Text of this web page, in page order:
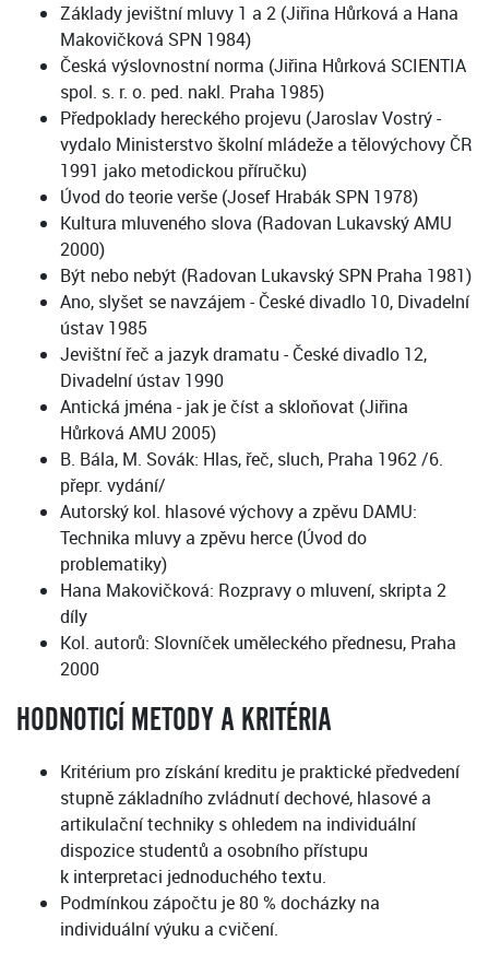
Základy jevištní mluvy 1 a 2 (Jiřina Hůrková a Hana
Makovičková SPN 1984)
Česká výslovnostní norma (Jiřina Hůrková SCIENTIA
spol. s. r. o. ped. nakl. Praha 1985)
Předpoklady hereckého projevu (Jaroslav Vostrý -
vydalo Ministerstvo školní mládeže a tělovýchovy ČR
1991 jako metodickou příručku)
Úvod do teorie verše (Josef Hrabák SPN 1978)
Kultura mluveného slova (Radovan Lukavský AMU
2000)
Být nebo nebýt (Radovan Lukavský SPN Praha 1981)
Ano, slyšet se navzájem - České divadlo 10, Divadelní
ústav 1985
Jevištní řeč a jazyk dramatu - České divadlo 12,
Divadelní ústav 1990
Antická jména - jak je číst a skloňovat (Jiřina
Hůrková AMU 2005)
B. Bála, M. Sovák: Hlas, řeč, sluch, Praha 1962 /6.
přepr. vydání/
Autorský kol. hlasové výchovy a zpěvu DAMU:
Technika mluvy a zpěvu herce (Úvod do
problematiky)
Hana Makovičková: Rozpravy o mluvení, skripta 2
díly
Kol. autorů: Slovníček uměleckého přednesu, Praha
2000
HODNOTICÍ METODY A KRITÉRIA
Kritérium pro získání kreditu je praktické předvedení
stupně základního zvládnutí dechové, hlasové a
artikulační techniky s ohledem na individuální
dispozice studentů a osobního přístupu
k interpretaci jednoduchého textu.
Podmínkou zápočtu je 80 % docházky na
individuální výuku a cvičení.